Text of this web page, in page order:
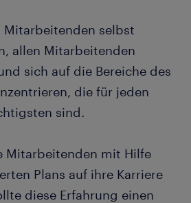
Mitarbeitenden selbst
allen Mitarbeitenden
sich auf die Bereiche des
die für jeden
sind.
Mitarbeitenden mit Hilfe
Plans auf ihre Karriere
diese Erfahrung einen